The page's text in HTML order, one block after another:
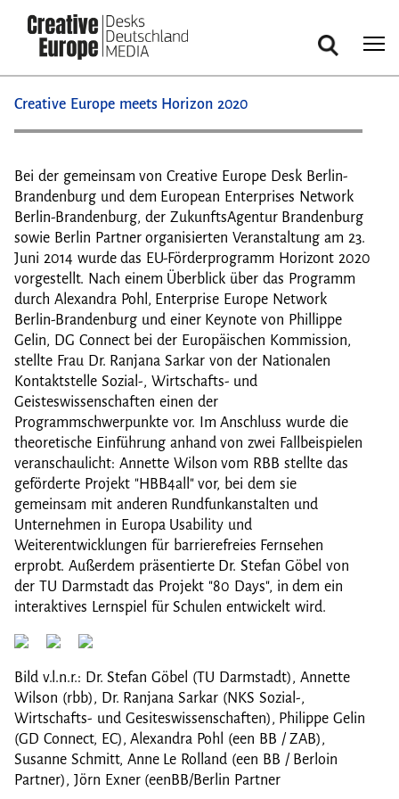
zum
Inhalt
Suche
Creative Europe meets Horizon 2020
Bei der gemeinsam von Creative Europe Desk Berlin-
Brandenburg und dem European Enterprises Network
Berlin-Brandenburg, der ZukunftsAgentur Brandenburg
sowie Berlin Partner organisierten Veranstaltung am 23.
Juni 2014 wurde das EU-Förderprogramm Horizont 2020
vorgestellt. Nach einem Überblick über das Programm
durch Alexandra Pohl, Enterprise Europe Network
Berlin-Brandenburg und einer Keynote von Phillippe
Gelin, DG Connect bei der Europäischen Kommission,
stellte Frau Dr. Ranjana Sarkar von der Nationalen
Kontaktstelle Sozial-, Wirtschafts- und
Geisteswissenschaften einen der
Programmschwerpunkte vor. Im Anschluss wurde die
theoretische Einführung anhand von zwei Fallbeispielen
veranschaulicht: Annette Wilson vom RBB stellte das
geförderte Projekt "HBB4all" vor, bei dem sie
gemeinsam mit anderen Rundfunkanstalten und
Unternehmen in Europa Usability und
Weiterentwicklungen für barrierefreies Fernsehen
erprobt. Außerdem präsentierte Dr. Stefan Göbel von
der TU Darmstadt das Projekt "80 Days", in dem ein
interaktives Lernspiel für Schulen entwickelt wird.
Bild v.l.n.r.: Dr. Stefan Göbel (TU Darmstadt), Annette
Wilson (rbb), Dr. Ranjana Sarkar (NKS Sozial-,
Wirtschafts- und Gesiteswissenschaften), Philippe Gelin
(GD Connect, EC), Alexandra Pohl (een BB / ZAB),
Susanne Schmitt, Anne Le Rolland (een BB / Berloin
Partner), Jörn Exner (eenBB/Berlin Partner